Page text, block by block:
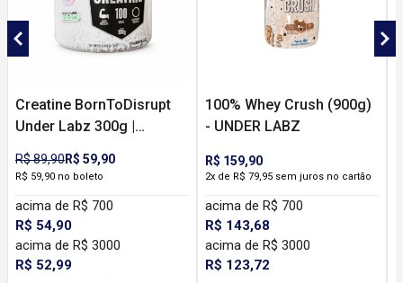
Creatine BornToDisrupt
Under Labz 300g |
Pura para Rotina de
R$ 89,90R$ 59,90
R$ 59,90 no boleto
acima de R$ 700
R$ 54,90
acima de R$ 3000
R$ 52,99
100% Whey Crush (900g)
- UNDER LABZ
R$ 159,90
2x de R$ 79,95 sem juros no cartão
acima de R$ 700
R$ 143,68
acima de R$ 3000
R$ 123,72